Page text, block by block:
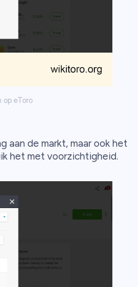
op eToro
aan de markt, maar ook het
het met voorzichtigheid.